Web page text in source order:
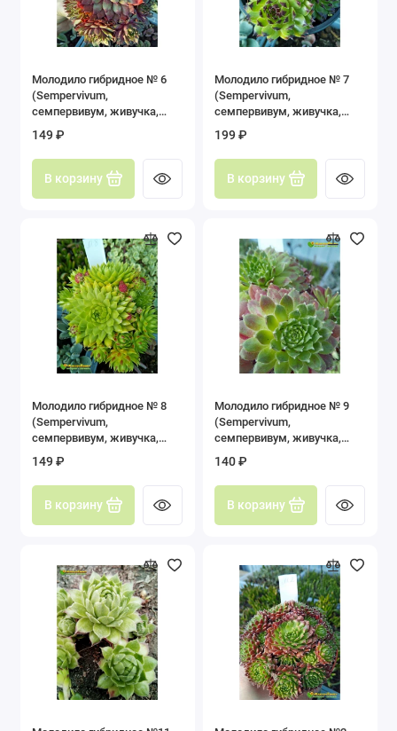
Молодило гибридное № 6
(Sempervivum,
семпервивум, живучка,
149 ₽
В корзину
Молодило гибридное № 7
(Sempervivum,
семпервивум, живучка,
199 ₽
В корзину
Молодило гибридное № 8
(Sempervivum,
семпервивум, живучка,
149 ₽
В корзину
Молодило гибридное № 9
(Sempervivum,
семпервивум, живучка,
140 ₽
В корзину